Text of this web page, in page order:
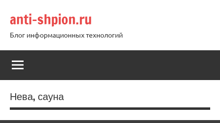
содержимому
anti-shpion.ru
Блог информационных технологий
Нева, сауна